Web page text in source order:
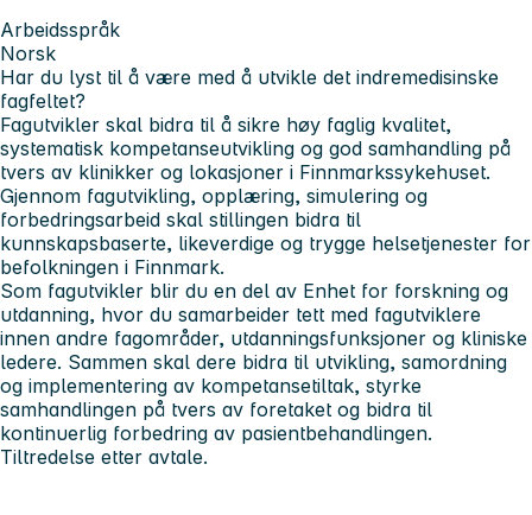
Arbeidsspråk
Norsk
Har du lyst til å være med å utvikle det indremedisinske
fagfeltet?
Fagutvikler skal bidra til å sikre høy faglig kvalitet,
systematisk kompetanseutvikling og god samhandling på
tvers av klinikker og lokasjoner i Finnmarkssykehuset.
Gjennom fagutvikling, opplæring, simulering og
forbedringsarbeid skal stillingen bidra til
kunnskapsbaserte, likeverdige og trygge helsetjenester for
befolkningen i Finnmark.
Som fagutvikler blir du en del av Enhet for forskning og
utdanning, hvor du samarbeider tett med fagutviklere
innen andre fagområder, utdanningsfunksjoner og kliniske
ledere. Sammen skal dere bidra til utvikling, samordning
og implementering av kompetansetiltak, styrke
samhandlingen på tvers av foretaket og bidra til
kontinuerlig forbedring av pasientbehandlingen.
Tiltredelse etter avtale.